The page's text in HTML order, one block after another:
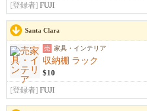
[登録者] FUJI
Santa Clara
売 家具・インテリア
収納棚 ラック
$10
[登録者] FUJI